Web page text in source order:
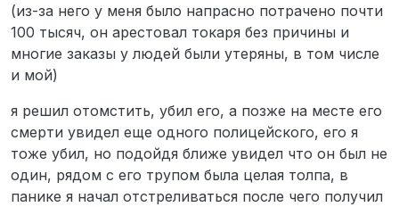
(из-за него у меня было напрасно потрачено почти
100 тысяч, он арестовал токаря без причины и
многие заказы у людей были утеряны, в том числе
и мой)
я решил отомстить, убил его, а позже на месте его
смерти увидел еще одного полицейского, его я
тоже убил, но подойдя ближе увидел что он был не
один, рядом с его трупом была целая толпа, в
панике я начал отстреливаться после чего получил